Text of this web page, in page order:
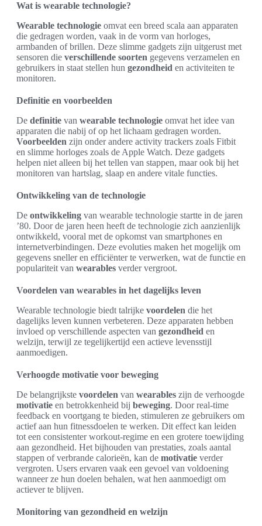
Wat is wearable technologie?
Wearable technologie omvat een breed scala aan apparaten
die gedragen worden, vaak in de vorm van horloges,
armbanden of brillen. Deze slimme gadgets zijn uitgerust met
sensoren die verschillende soorten gegevens verzamelen en
gebruikers in staat stellen hun gezondheid en activiteiten te
monitoren.
Definitie en voorbeelden
De definitie van wearable technologie omvat het idee van
apparaten die nabij of op het lichaam gedragen worden.
Voorbeelden zijn onder andere activity trackers zoals Fitbit
en slimme horloges zoals de Apple Watch. Deze gadgets
helpen niet alleen bij het tellen van stappen, maar ook bij het
monitoren van hartslag, slaap en andere vitale functies.
Ontwikkeling van de technologie
De ontwikkeling van wearable technologie startte in de jaren
’80. Door de jaren heen heeft de technologie zich aanzienlijk
ontwikkeld, vooral met de opkomst van smartphones en
internetverbindingen. Deze evoluties maken het mogelijk om
gegevens sneller en efficiënter te verwerken, wat de functie en
populariteit van wearables verder vergroot.
Voordelen van wearables in het dagelijks leven
Wearable technologie biedt talrijke voordelen die het
dagelijks leven kunnen verbeteren. Deze apparaten hebben
invloed op verschillende aspecten van gezondheid en
welzijn, terwijl ze tegelijkertijd een actieve levensstijl
aanmoedigen.
Verhoogde motivatie voor beweging
De belangrijkste voordelen van wearables zijn de verhoogde
motivatie en betrokkenheid bij beweging. Door real-time
feedback en voortgang te bieden, stimuleren ze gebruikers om
actief aan hun fitnessdoelen te werken. Dit effect kan leiden
tot een consistenter workout-regime en een grotere toewijding
aan gezondheid. Het bijhouden van prestaties, zoals aantal
stappen of verbrande calorieën, kan de motivatie verder
vergroten. Users ervaren vaak een gevoel van voldoening
wanneer ze hun doelen behalen, wat hen aanmoedigt om
actiever te blijven.
Monitoring van gezondheid en welzijn